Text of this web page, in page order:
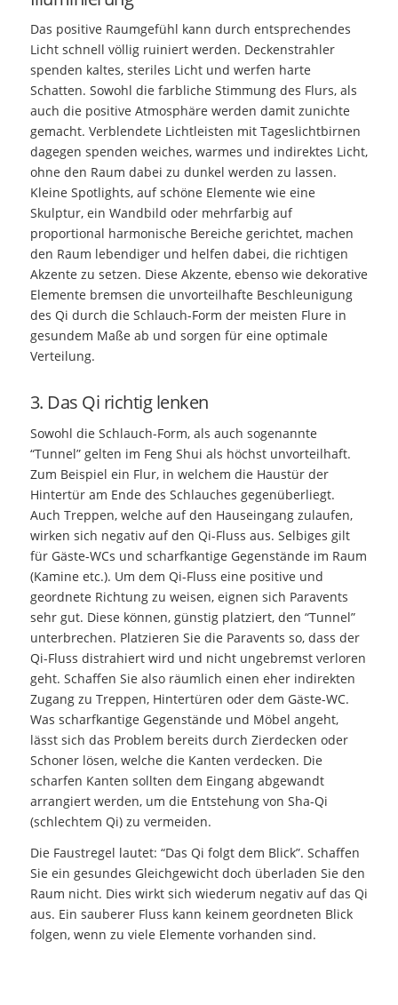
Das positive Raumgefühl kann durch entsprechendes
Licht schnell völlig ruiniert werden. Deckenstrahler
spenden kaltes, steriles Licht und werfen harte
Schatten. Sowohl die farbliche Stimmung des Flurs, als
auch die positive Atmosphäre werden damit zunichte
gemacht. Verblendete Lichtleisten mit Tageslichtbirnen
dagegen spenden weiches, warmes und indirektes Licht,
ohne den Raum dabei zu dunkel werden zu lassen.
Kleine Spotlights, auf schöne Elemente wie eine
Skulptur, ein Wandbild oder mehrfarbig auf
proportional harmonische Bereiche gerichtet, machen
den Raum lebendiger und helfen dabei, die richtigen
Akzente zu setzen. Diese Akzente, ebenso wie dekorative
Elemente bremsen die unvorteilhafte Beschleunigung
des Qi durch die Schlauch-Form der meisten Flure in
gesundem Maße ab und sorgen für eine optimale
Verteilung.
3. Das Qi richtig lenken
Sowohl die Schlauch-Form, als auch sogenannte
“Tunnel” gelten im Feng Shui als höchst unvorteilhaft.
Zum Beispiel ein Flur, in welchem die Haustür der
Hintertür am Ende des Schlauches gegenüberliegt.
Auch Treppen, welche auf den Hauseingang zulaufen,
wirken sich negativ auf den Qi-Fluss aus. Selbiges gilt
für Gäste-WCs und scharfkantige Gegenstände im Raum
(Kamine etc.). Um dem Qi-Fluss eine positive und
geordnete Richtung zu weisen, eignen sich Paravents
sehr gut. Diese können, günstig platziert, den “Tunnel”
unterbrechen. Platzieren Sie die Paravents so, dass der
Qi-Fluss distrahiert wird und nicht ungebremst verloren
geht. Schaffen Sie also räumlich einen eher indirekten
Zugang zu Treppen, Hintertüren oder dem Gäste-WC.
Was scharfkantige Gegenstände und Möbel angeht,
lässt sich das Problem bereits durch Zierdecken oder
Schoner lösen, welche die Kanten verdecken. Die
scharfen Kanten sollten dem Eingang abgewandt
arrangiert werden, um die Entstehung von Sha-Qi
(schlechtem Qi) zu vermeiden.
Die Faustregel lautet: “Das Qi folgt dem Blick”. Schaffen
Sie ein gesundes Gleichgewicht doch überladen Sie den
Raum nicht. Dies wirkt sich wiederum negativ auf das Qi
aus. Ein sauberer Fluss kann keinem geordneten Blick
folgen, wenn zu viele Elemente vorhanden sind.